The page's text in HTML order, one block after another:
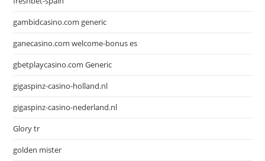
gambidcasino.com generic
ganecasino.com welcome-bonus es
gbetplaycasino.com Generic
gigaspinz-casino-holland.nl
gigaspinz-casino-nederland.nl
Glory tr
golden mister